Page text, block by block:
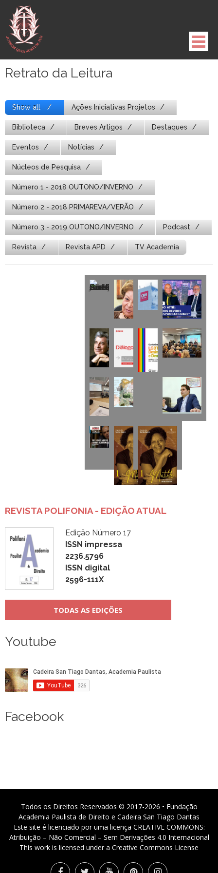
para
conteúdo
Retrato da Leitura
Show all Ações Iniciativas Projetos
Biblioteca Breves Artigos Destaques
Eventos Notícias
Núcleos de Pesquisa
Número 1 - 2018 OUTONO/INVERNO
Número 2 - 2018 PRIMAREVA/VERÃO
Número 3 - 2019 OUTONO/INVERNO Podcast
Revista Revista APD TV Academia
REVISTA POLIFONIA - EDIÇÃO ATUAL
Edição Número 17
ISSN impressa
2236.5796
ISSN digital
2596-111X
TODAS AS EDIÇÕES
Youtube
Facebook
Todos os Direitos Reservados © 2017-2026 • Fundação
Academia Paulista de Direito e Cadeira San Tiago Dantas
Este site é licenciado por uma licença CREATIVE COMMONS:
Atribuição – Não Comercial – Sem Derivações 4.0 Internacional
This work is licensed under a Creative Commons License